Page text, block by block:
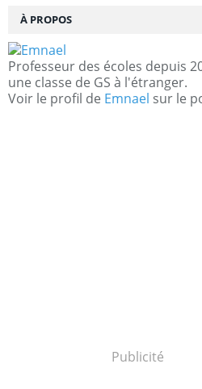
À PROPOS
Professeur des écoles depuis
une classe de GS à l'étranger.
Voir le profil de Emnael sur le
Publicité